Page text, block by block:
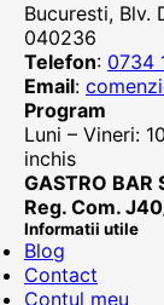
Bucuresti, Blv.
040236
Telefon: 0734
Email:
Program
Luni – Vineri:
inchis
GASTRO BAR
Reg. Com.
Informatii utile
Blog
Contact
Contul meu